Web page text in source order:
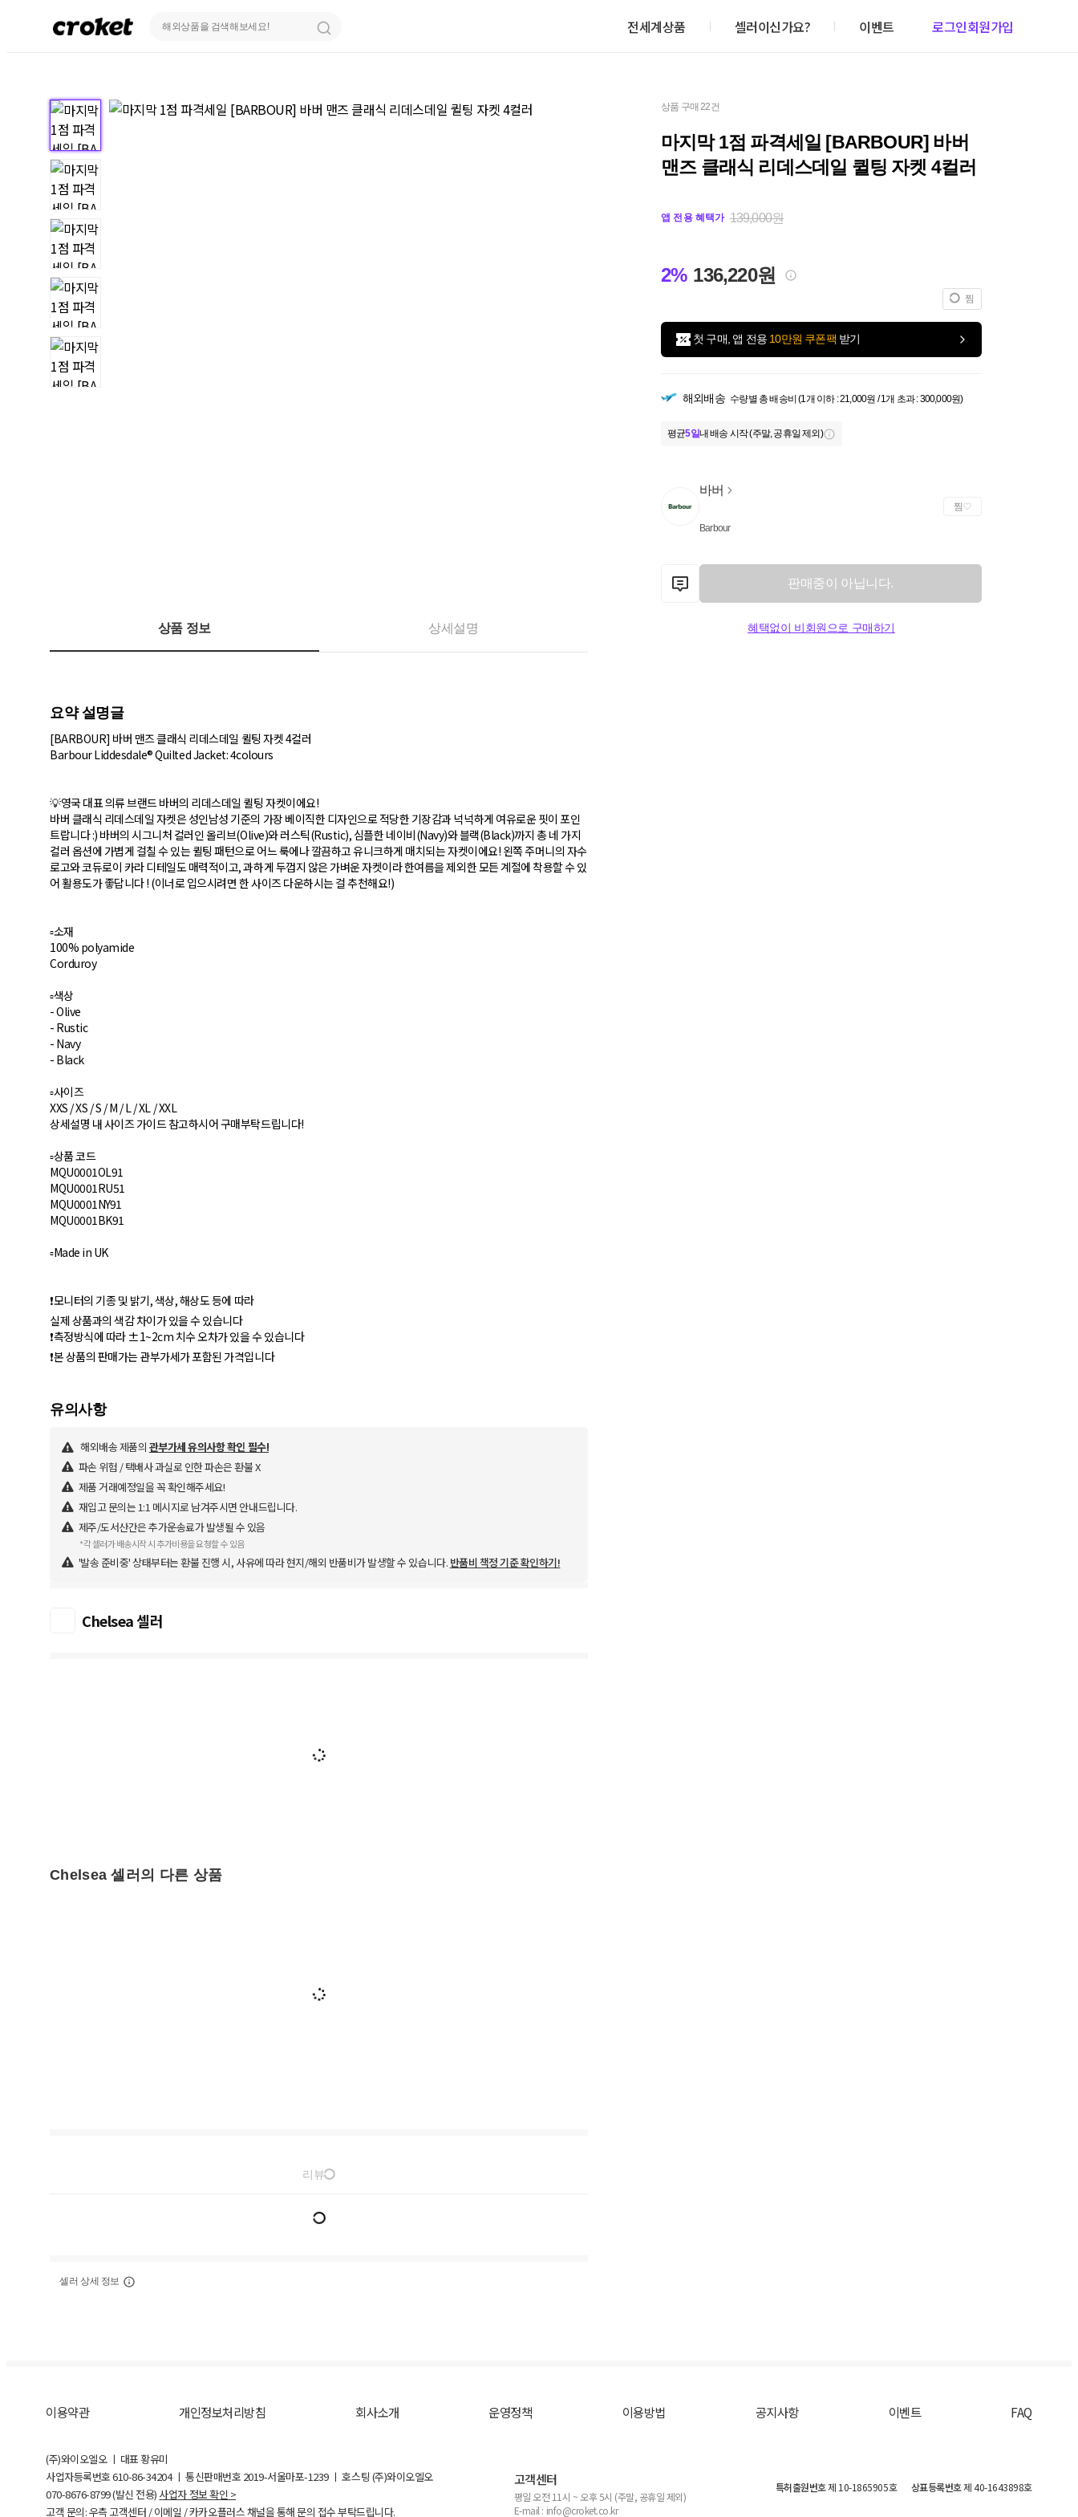
전세계상품 셀러이신가요? 이벤트 로그인회원가입
상품 구매 22건
마지막 1점 파격세일 [BARBOUR] 바버
맨즈 클래식 리데스데일 퀼팅 자켓 4컬러
앱 전용 혜택가 139,000원
2% 136,220원
찜
첫 구매, 앱 전용 10만원 쿠폰팩 받기
해외배송 수량별 총 배송비 (1개 이하 : 21,000원 / 1개 초과 : 300,000원)
평균5일내 배송 시작 (주말, 공휴일 제외)
바버
Barbour
찜
판매중이 아닙니다.
혜택없이 비회원으로 구매하기
상품 정보 상세설명
요약 설명글
[BARBOUR] 바버 맨즈 클래식 리데스데일 퀼팅 자켓 4컬러
Barbour Liddesdale® Quilted Jacket: 4colours
💡영국 대표 의류 브랜드 바버의 리데스데일 퀼팅 자켓이에요!
바버 클래식 리데스데일 자켓은 성인남성 기준의 가장 베이직한 디자인으로 적당한 기장감과 넉넉하게 여유로운 핏이 포인
트랍니다 :) 바버의 시그니처 컬러인 올리브(Olive)와 러스틱(Rustic), 심플한 네이비(Navy)와 블랙(Black)까지 총 네 가지
컬러 옵션에 가볍게 걸칠 수 있는 퀼팅 패턴으로 어느 룩에나 깔끔하고 유니크하게 매치되는 자켓이에요! 왼쪽 주머니의 자수
로고와 코듀로이 카라 디테일도 매력적이고, 과하게 두껍지 않은 가벼운 자켓이라 한여름을 제외한 모든 계절에 착용할 수 있
어 활용도가 좋답니다 ! (이너로 입으시려면 한 사이즈 다운하시는 걸 추천해요!)
▫️소재
100% polyamide
Corduroy
▫️색상
- Olive
- Rustic
- Navy
- Black
▫️사이즈
XXS / XS / S / M / L / XL / XXL
상세설명 내 사이즈 가이드 참고하시어 구매부탁드립니다!
▫️상품 코드
MQU0001OL91
MQU0001RU51
MQU0001NY91
MQU0001BK91
▫️Made in UK
❗️모니터의 기종 및 밝기, 색상, 해상도 등에 따라
실제 상품과의 색감 차이가 있을 수 있습니다
❗️측정방식에 따라 ±1~2cm 치수 오차가 있을 수 있습니다
❗️본 상품의 판매가는 관부가세가 포함된 가격입니다
유의사항
해외배송 제품의 관부가세 유의사항 확인 필수!
파손 위험 / 택배사 과실로 인한 파손은 환불 X
제품 거래예정일을 꼭 확인해주세요!
재입고 문의는 1:1 메시지로 남겨주시면 안내드립니다.
제주/도서산간은 추가운송료가 발생될 수 있음
*각 셀러가 배송시작 시 추가비용을 요청할 수 있음
'발송 준비중' 상태부터는 환불 진행 시, 사유에 따라 현지/해외 반품비가 발생할 수 있습니다. 반품비 책정 기준 확인하기!
Chelsea 셀러
Chelsea 셀러의 다른 상품
리뷰
셀러 상세 정보
이용약관 개인정보처리방침 회사소개 운영정책 이용방법 공지사항 이벤트 FAQ
(주)와이오엘오 ㅣ 대표 황유미
사업자등록번호610-86-34204ㅣ 통신판매번호 2019-서울마포-1239 ㅣ 호스팅 (주)와이오엘오
070-8676-8799 (발신 전용) 사업자 정보 확인 >
고객 문의: 우측 고객센터 / 이메일 / 카카오플러스 채널을 통해 문의 접수 부탁드립니다.
고객센터
평일 오전 11시 ~ 오후 5시 (주말, 공휴일 제외)
E-mail : info@croket.co.kr
특허출원번호제 10-1865905호 상표등록번호제 40-1643898호